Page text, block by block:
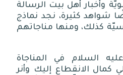
وأخبار أهل بيت الرسالة
شواهد كثيرة، نجد نماذج
كذلك، ومنها مناجاتهم
السلام في المناجاة
كمال الانقطاع إليك وأنر